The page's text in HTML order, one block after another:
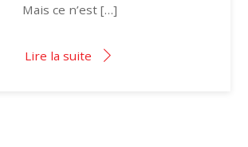
Mais ce n’est […]
Lire la suite